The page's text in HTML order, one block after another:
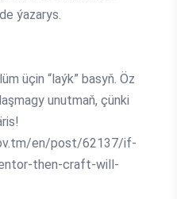
ýazarys.
üçin “laýk” basyň. Öz
unutmaň, çünki
en/post/62137/if-
then-craft-will-